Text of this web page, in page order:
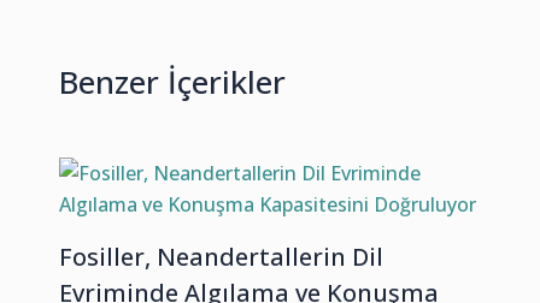
Benzer İçerikler
Fosiller, Neandertallerin Dil
Evriminde Algılama ve Konuşma